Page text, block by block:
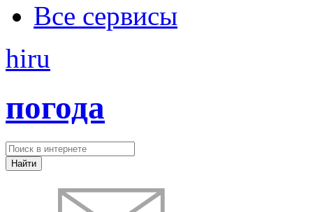
Все сервисы
hiru
погода
Найти